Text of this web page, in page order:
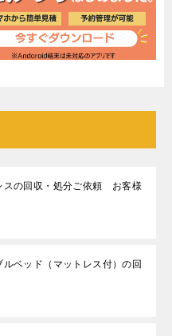
スの回収・処分ご依頼 お客様
ルベッド（マットレス付）の回